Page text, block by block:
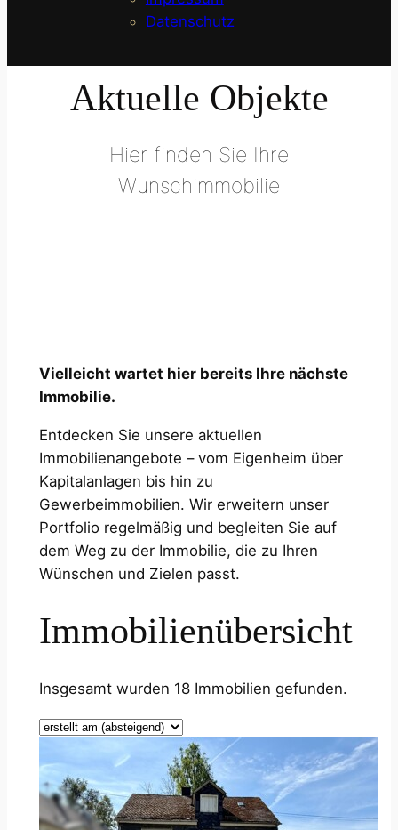
Datenschutz
Aktuelle Objekte
Hier finden Sie Ihre
Wunschimmobilie
Vielleicht wartet hier bereits Ihre nächste
Immobilie.
Entdecken Sie unsere aktuellen
Immobilienangebote – vom Eigenheim über
Kapitalanlagen bis hin zu
Gewerbeimmobilien. Wir erweitern unser
Portfolio regelmäßig und begleiten Sie auf
dem Weg zu der Immobilie, die zu Ihren
Wünschen und Zielen passt.
Immobilienübersicht
Insgesamt wurden 18 Immobilien gefunden.